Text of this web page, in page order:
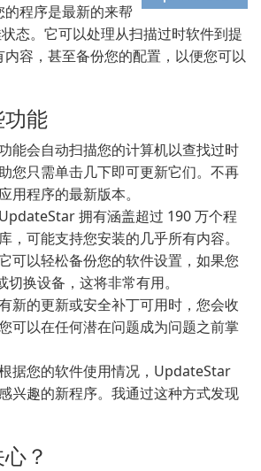
程序是最新的来帮
态。它可以处理从扫描过时软件到提
容，甚至备份您的配置，以便您可以
能
能会自动扫描您的计算机以查找过时
您只需单击几下即可更新它们。不再
用程序的最新版本。
UpdateStar 拥有涵盖超过 190 万个程
，可能支持您安装的几乎所有内容。
可以轻松备份您的软件设置，如果您
切换设备，这将非常有用。
新的更新或安全补丁可用时，您会收
可以在任何潜在问题成为问题之前掌
据您的软件使用情况，UpdateStar
兴趣的新程序。我通过这种方式发现
？